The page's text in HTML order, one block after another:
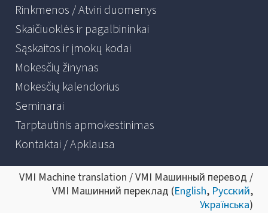
Rinkmenos / Atviri duomenys
Skaičiuoklės ir pagalbininkai
Sąskaitos ir įmokų kodai
Mokesčių žinynas
Mokesčių kalendorius
Seminarai
Tarptautinis apmokestinimas
Kontaktai / Apklausa
VMI Machine translation / VMI Машинный перевод /
VMI Машинний переклад (English, Русский,
Українська)